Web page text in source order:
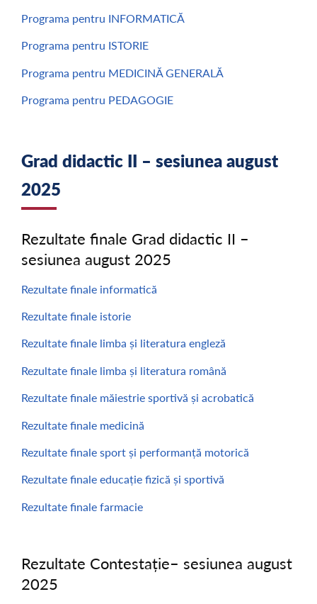
Programa pentru INFORMATICĂ
Programa pentru ISTORIE
Programa pentru MEDICINĂ GENERALĂ
Programa pentru PEDAGOGIE
Grad didactic II – sesiunea august
2025
Rezultate finale Grad didactic II –
sesiunea august 2025
Rezultate finale informatică
Rezultate finale istorie
Rezultate finale limba și literatura engleză
Rezultate finale limba și literatura română
Rezultate finale măiestrie sportivă și acrobatică
Rezultate finale medicină
Rezultate finale sport și performanță motorică
Rezultate finale educație fizică și sportivă
Rezultate finale farmacie
Rezultate Contestație– sesiunea august
2025